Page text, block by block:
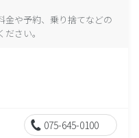
金や予約、乗り捨てなどの
さい。
075-645-0100